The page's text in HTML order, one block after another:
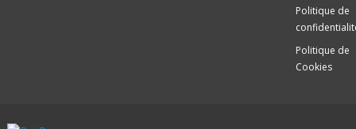
Politique de
Politique de
Cookies